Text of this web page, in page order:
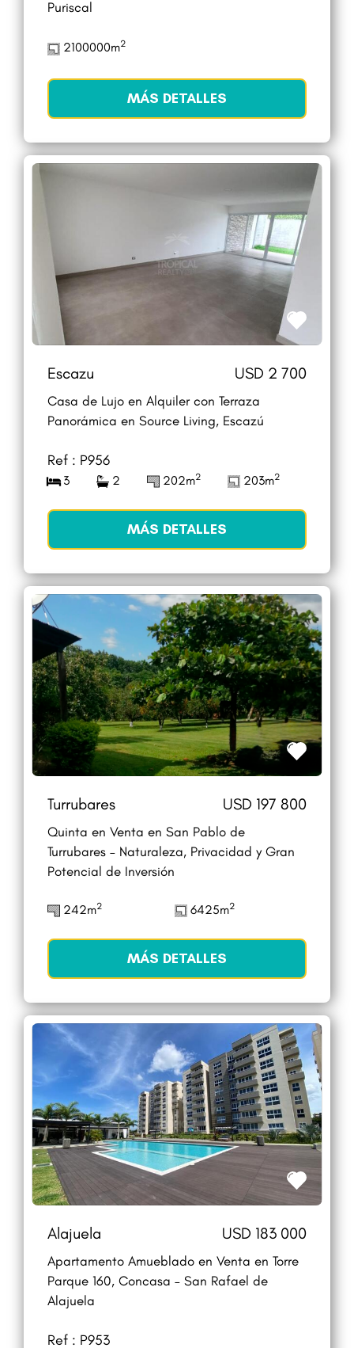
Puriscal
2100000m2
MÁS DETALLES
Escazu USD 2 700
Casa de Lujo en Alquiler con Terraza
Panorámica en Source Living, Escazú
Ref : P956
3 2 202m2 203m2
MÁS DETALLES
Turrubares USD 197 800
Quinta en Venta en San Pablo de
Turrubares – Naturaleza, Privacidad y Gran
Potencial de Inversión
242m2 6425m2
MÁS DETALLES
Alajuela USD 183 000
Apartamento Amueblado en Venta en Torre
Parque 160, Concasa – San Rafael de
Alajuela
Ref : P953